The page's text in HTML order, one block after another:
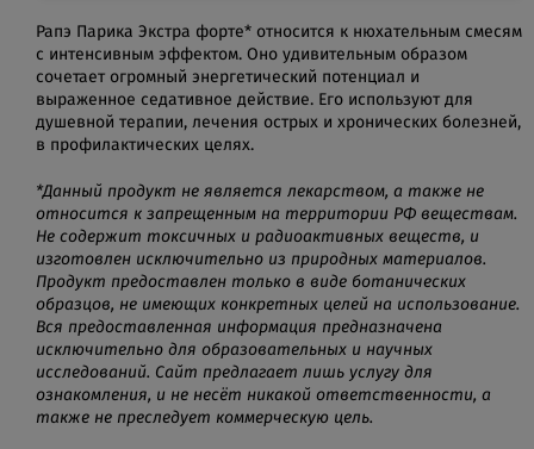
Рапэ Парика Экстра форте* относится к нюхательным смесям
с интенсивным эффектом. Оно удивительным образом
сочетает огромный энергетический потенциал и
выраженное седативное действие. Его используют для
душевной терапии, лечения острых и хронических болезней,
в профилактических целях.
*Данный продукт не является лекарством, а также не
относится к запрещенным на территории РФ веществам.
Не содержит токсичных и радиоактивных веществ, и
изготовлен исключительно из природных материалов.
Продукт предоставлен только в виде ботанических
образцов, не имеющих конкретных целей на использование.
Вся предоставленная информация предназначена
исключительно для образовательных и научных
исследований. Сайт предлагает лишь услугу для
ознакомления, и не несёт никакой ответственности, а
также не преследует коммерческую цель.